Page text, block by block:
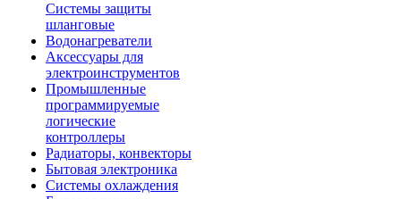
Системы защиты
шланговые
Водонагреватели
Аксессуары для
электроинструментов
Промышленные
программируемые
логические
контроллеры
Радиаторы, конвекторы
Бытовая электроника
Системы охлаждения